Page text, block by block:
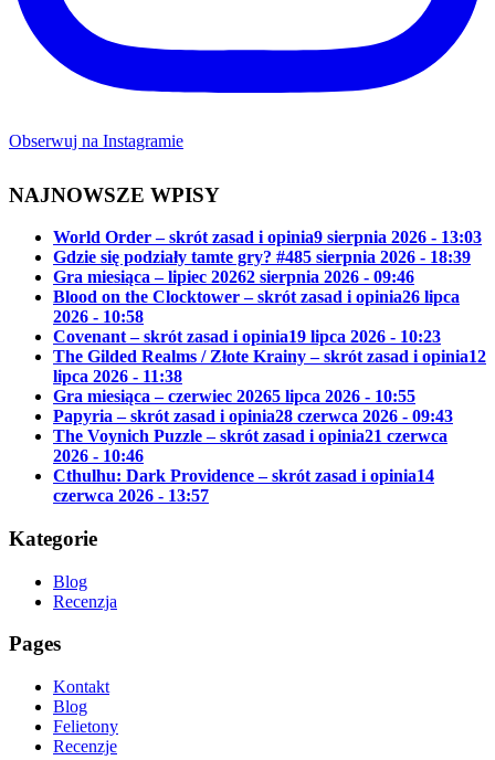
Obserwuj na Instagramie
NAJNOWSZE WPISY
World Order – skrót zasad i opinia9 sierpnia 2026 - 13:03
Gdzie się podziały tamte gry? #485 sierpnia 2026 - 18:39
Gra miesiąca – lipiec 20262 sierpnia 2026 - 09:46
Blood on the Clocktower – skrót zasad i opinia26 lipca
2026 - 10:58
Covenant – skrót zasad i opinia19 lipca 2026 - 10:23
The Gilded Realms / Złote Krainy – skrót zasad i opinia12
lipca 2026 - 11:38
Gra miesiąca – czerwiec 20265 lipca 2026 - 10:55
Papyria – skrót zasad i opinia28 czerwca 2026 - 09:43
The Voynich Puzzle – skrót zasad i opinia21 czerwca
2026 - 10:46
Cthulhu: Dark Providence – skrót zasad i opinia14
czerwca 2026 - 13:57
Kategorie
Blog
Recenzja
Pages
Kontakt
Blog
Felietony
Recenzje